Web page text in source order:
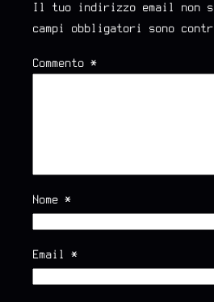
Il tuo indirizzo email non
campi obbligatori sono
Commento *
Nome *
Email *